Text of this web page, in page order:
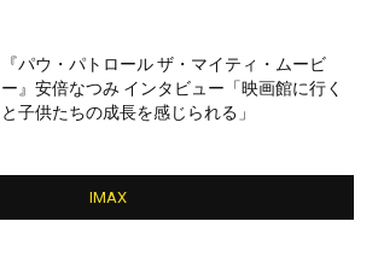
『パウ・パトロール ザ・マイティ・ムービ
ー』安倍なつみ インタビュー「映画館に行く
と子供たちの成長を感じられる」
IMAX